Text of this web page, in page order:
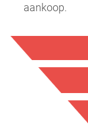
aankoop.